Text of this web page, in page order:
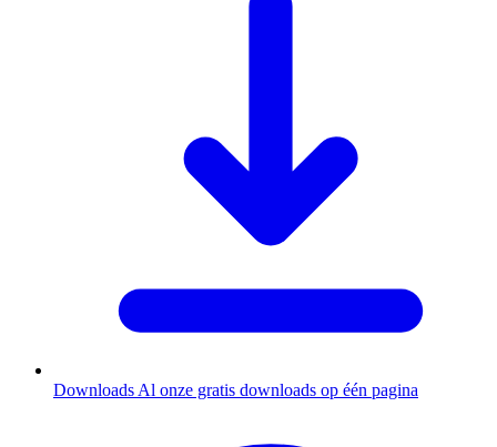
Downloads Al onze gratis downloads op één pagina